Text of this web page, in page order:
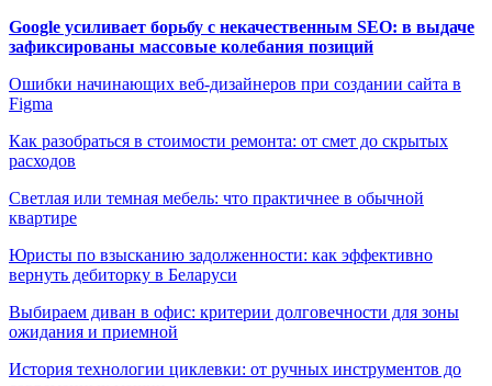
Google усиливает борьбу с некачественным SEO: в выдаче
зафиксированы массовые колебания позиций
Ошибки начинающих веб-дизайнеров при создании сайта в
Figma
Как разобраться в стоимости ремонта: от смет до скрытых
расходов
Светлая или темная мебель: что практичнее в обычной
квартире
Юристы по взысканию задолженности: как эффективно
вернуть дебиторку в Беларуси
Выбираем диван в офис: критерии долговечности для зоны
ожидания и приемной
История технологии циклевки: от ручных инструментов до